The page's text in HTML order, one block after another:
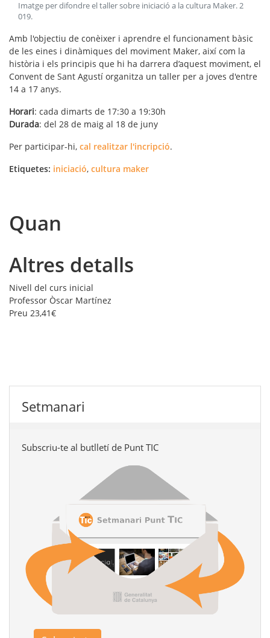
Imatge per difondre el taller sobre iniciació a la cultura Maker.2
019.
Amb l'objectiu de conèixer i aprendre el funcionament bàsic
de les eines i dinàmiques del moviment Maker, així com la
història i els principis que hi ha darrera d’aquest moviment, el
Convent de Sant Agustí organitza un taller per a joves d'entre
14 a 17 anys.
Horari: cada dimarts de 17:30 a 19:30h
Durada: del 28 de maig al 18 de juny
Per participar-hi, cal realitzar l'incripció.
Etiquetes: iniciació, cultura maker
Quan
Altres detalls
Nivell del curs inicial
Professor Òscar Martínez
Preu 23,41€
Setmanari
Subscriu-te al butlletí de Punt TIC